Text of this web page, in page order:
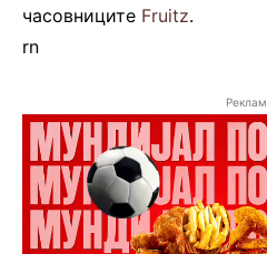
часовниците Fruitz.
rn